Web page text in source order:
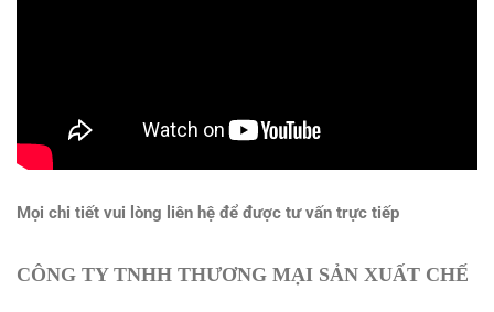
Mọi chi tiết vui lòng liên hệ để được tư vấn trực tiếp
CÔNG TY TNHH THƯƠNG MẠI SẢN XUẤT CHẾ